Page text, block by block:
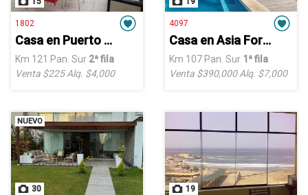
1802
Casa en Puerto Fiel
Km 121 Pan. Sur 2ª fila
Venta $225Alq. $4,000
4097
Casa en Asia Formentera
Km 107 Pan. Sur 1ª fila
Venta $390,000Alq. $7,000
NUEVO
30 19